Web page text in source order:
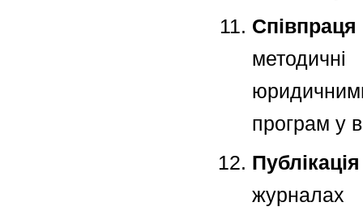
програм у
журналах